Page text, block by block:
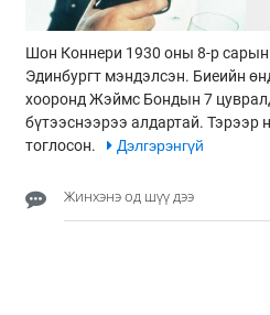
Шон Коннери 1930 оны 8-р
Эдинбургт мэндэлсэн. Биеийн
хооронд Жэймс Бондын 7
бүтээснээрээ алдартай. Тэрээр
тоглосон.
Дэлгэрэнгүй
Жинхэнэ од шүү дээ